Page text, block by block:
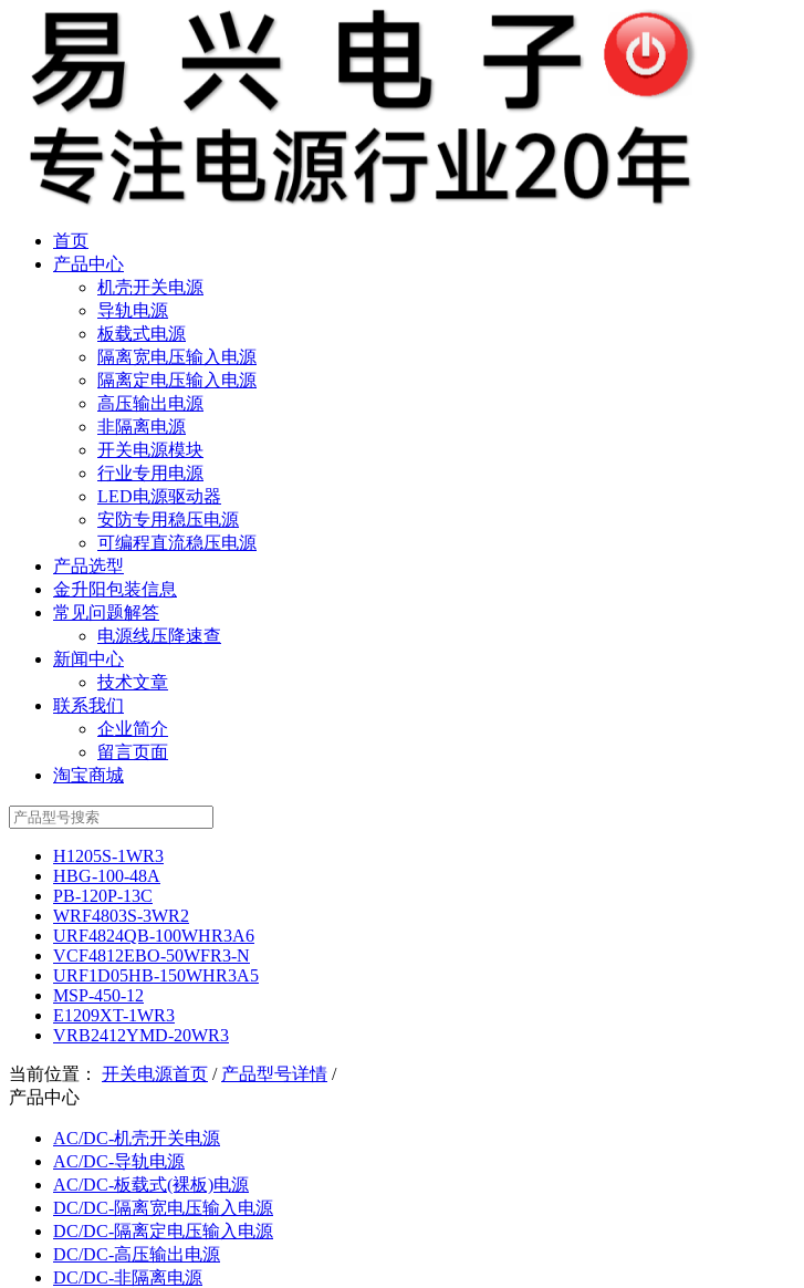
首页
产品中心
机壳开关电源
导轨电源
板载式电源
隔离宽电压输入电源
隔离定电压输入电源
高压输出电源
非隔离电源
开关电源模块
行业专用电源
LED电源驱动器
安防专用稳压电源
可编程直流稳压电源
产品选型
金升阳包装信息
常见问题解答
电源线压降速查
新闻中心
技术文章
联系我们
企业简介
留言页面
淘宝商城
H1205S-1WR3
HBG-100-48A
PB-120P-13C
WRF4803S-3WR2
URF4824QB-100WHR3A6
VCF4812EBO-50WFR3-N
URF1D05HB-150WHR3A5
MSP-450-12
E1209XT-1WR3
VRB2412YMD-20WR3
当前位置： 开关电源首页 / 产品型号详情 /
产品中心
AC/DC-机壳开关电源
AC/DC-导轨电源
AC/DC-板载式(裸板)电源
DC/DC-隔离宽电压输入电源
DC/DC-隔离定电压输入电源
DC/DC-高压输出电源
DC/DC-非隔离电源